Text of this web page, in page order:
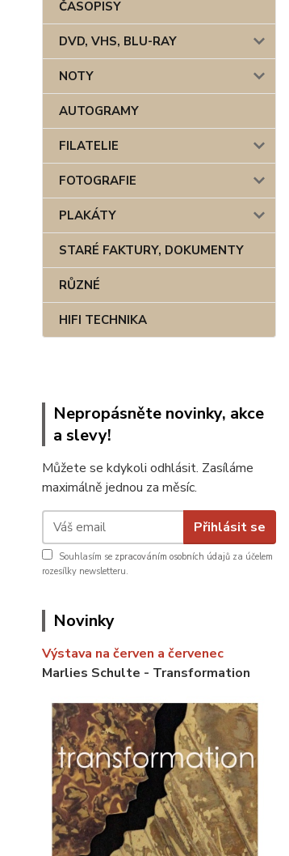
ČASOPISY
DVD, VHS, BLU-RAY
NOTY
AUTOGRAMY
FILATELIE
FOTOGRAFIE
PLAKÁTY
STARÉ FAKTURY, DOKUMENTY
RŮZNÉ
HIFI TECHNIKA
Nepropásněte novinky, akce
a slevy!
Můžete se kdykoli odhlásit. Zasíláme
maximálně jednou za měsíc.
Přihlásit se
Souhlasím se zpracováním osobních údajů za účelem
rozesílky newsletteru.
Novinky
Výstava na červen a červenec
Marlies Schulte - Transformation